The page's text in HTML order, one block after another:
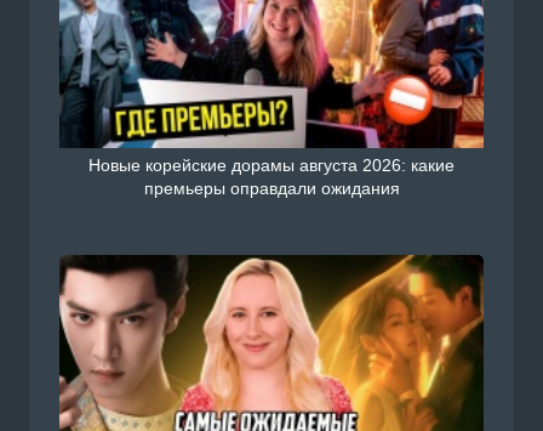
Новые корейские дорамы августа 2026: какие
премьеры оправдали ожидания